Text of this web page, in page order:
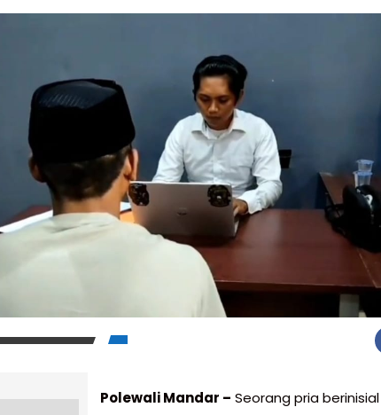
Polewali Mandar – Seorang pria